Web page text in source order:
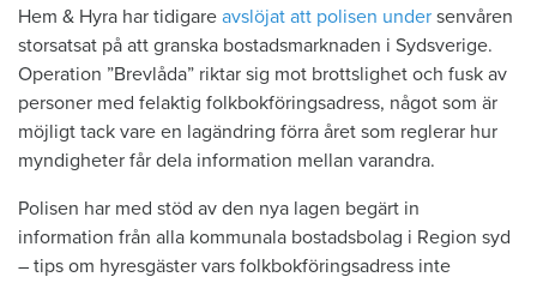
Hem & Hyra har tidigare avslöjat att polisen under senvåren
storsatsat på att granska bostadsmarknaden i Sydsverige.
Operation ”Brevlåda” riktar sig mot brottslighet och fusk av
personer med felaktig folkbokföringsadress, något som är
möjligt tack vare en lagändring förra året som reglerar hur
myndigheter får dela information mellan varandra.
Polisen har med stöd av den nya lagen begärt in
information från alla kommunala bostadsbolag i Region syd
– tips om hyresgäster vars folkbokföringsadress inte